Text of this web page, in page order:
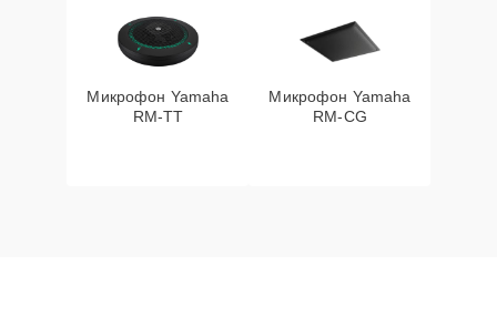
Микрофон Yamaha
RM-TT
Микрофон Yamaha
RM-CG